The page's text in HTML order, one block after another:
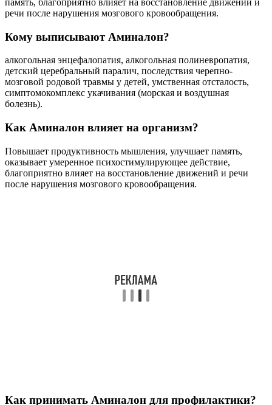
память, благоприятно влияет на восстановление движений и
речи после нарушения мозгового кровообращения.
Кому выписывают Аминалон?
алкогольная энцефалопатия, алкогольная полиневропатия,
детский церебральный паралич, последствия черепно-
мозговой родовой травмы у детей, умственная отсталость,
симптомокомплекс укачивания (морская и воздушная
болезнь).
Как Аминалон влияет на организм?
Повышает продуктивность мышления, улучшает память,
оказывает умеренное психостимулирующее действие,
благоприятно влияет на восстановление движений и речи
после нарушения мозгового кровообращения.
Как принимать Аминалон для профилактики?